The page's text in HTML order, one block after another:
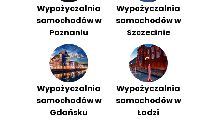
Wypożyczalnia
samochodów w
Poznaniu
Wypożyczalnia
samochodów w
Szczecinie
Wypożyczalnia
samochodów w
Gdańsku
Wypożyczalnia
samochodów w
Łodzi